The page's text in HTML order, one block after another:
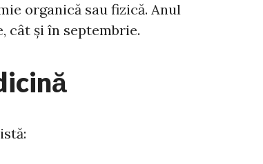
organică sau fizică. Anul
cât și în septembrie.